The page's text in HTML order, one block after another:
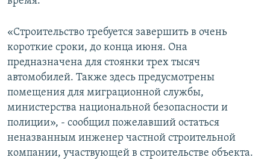
«Строительство требуется завершить в очень
короткие сроки, до конца июня. Она
предназначена для стоянки трех тысяч
автомобилей. Также здесь предусмотрены
помещения для миграционной службы,
министерства национальной безопасности и
полиции», - сообщил пожелавший остаться
неназванным инженер частной строительной
компании, участвующей в строительстве объекта.